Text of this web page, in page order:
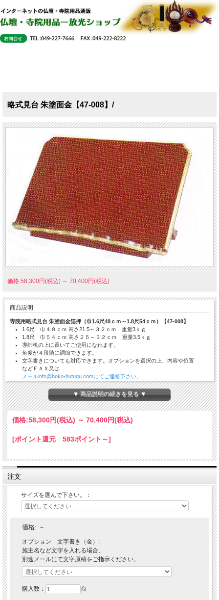
略式見台 朱塗面金【47-008】/
価格:58,300円(税込) ～ 70,400円(税込)
商品説明
寺院用略式見台 朱塗面金箔押（巾1.6尺48ｃｍ～1.8尺54ｃｍ）【47-008】
1.6尺 巾４８ｃｍ 高さ21.5～３２ｃｍ 重量3ｋｇ
1.8尺 巾５４ｃｍ 高さ２５～３２ｃｍ 重量3.5ｋｇ
導師机の上に置いてご使用になれます。
角度が４段階に調節できます。
文字書きについても対応できます。オプションを選択の上、内容や位置
などＦＡＸ又は
メールinfo@hoko-butugu.comにてご連絡下さい。
日本製
納期の目安：注文確認後、10営業日。▼ 商品説明の続きを見る ▼
価格:58,300円(税込) ～ 70,400円(税込)
[ポイント還元 583ポイント～]
注文
サイズを選んで下さい。：
価格: －
オプション 文字書き（金）:
施主名など文字を入れる場合、
別途メールにて文字原稿をご指示ください。
購入数： 台